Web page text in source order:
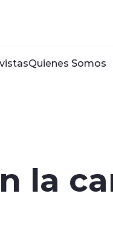
Quienes Somos
la